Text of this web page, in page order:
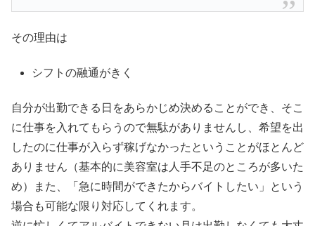
その理由は
シフトの融通がきく
自分が出勤できる日をあらかじめ決めることができ、そこ
に仕事を入れてもらうので無駄がありませんし、希望を出
したのに仕事が入らず稼げなかったということがほとんど
ありません（基本的に美容室は人手不足のところが多いた
め）また、「急に時間ができたからバイトしたい」という
場合も可能な限り対応してくれます。